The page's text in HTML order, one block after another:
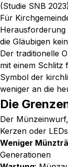
(Studie SNB
Für
Herausforderung
die Gläubigen
Der traditionelle
mit einem
Symbol der
weniger an die
Die
Der
Kerzen oder
Weniger
Generationen